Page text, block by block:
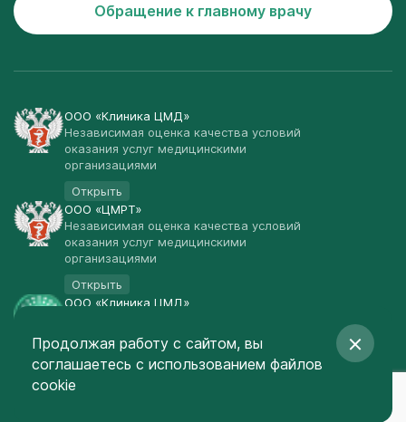
Обращение к главному врачу
ООО «Клиника ЦМД»
Независимая оценка качества условий
оказания услуг медицинскими
организациями
Открыть
ООО «ЦМРТ»
Независимая оценка качества условий
оказания услуг медицинскими
организациями
Открыть
ООО «Клиника ЦМД»
Открыть
© Клиника ЦМД 2003-2026
Создание сайта
Продолжая работу с сайтом, вы
соглашаетесь с использованием файлов
cookie